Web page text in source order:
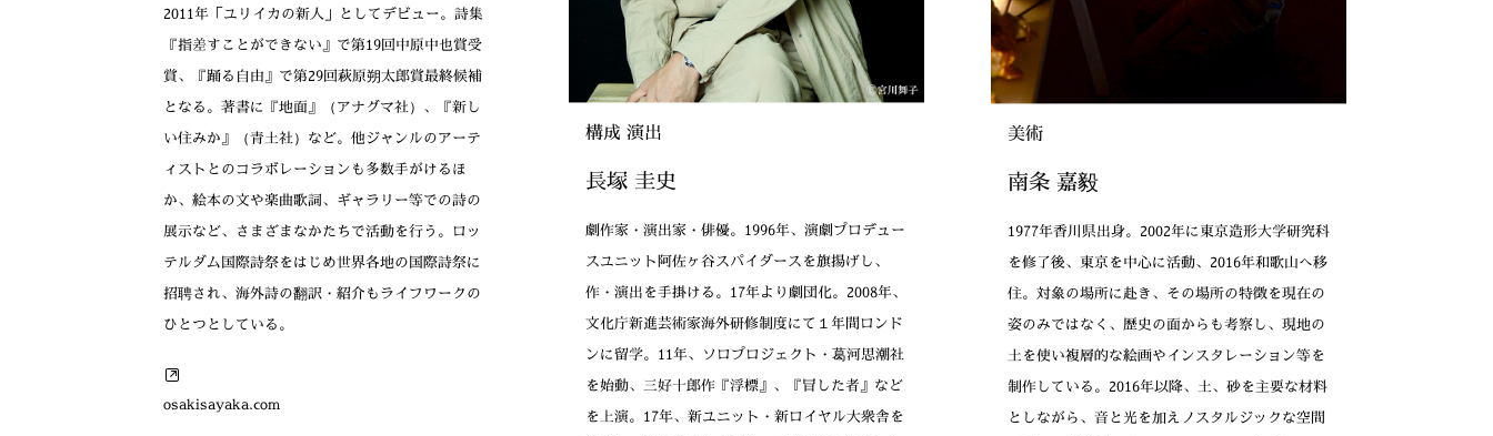
2011年「ユリイカの新人」としてデビュー。詩集
『指差すことができない』で第19回中原中也賞受
賞、『踊る自由』で第29回萩原朔太郎賞最終候補
となる。著書に『地面』（アナグマ社）、『新し
い住みか』（青土社）など。他ジャンルのアーテ
ィストとのコラボレーションも多数手がけるほ
か、絵本の文や楽曲歌詞、ギャラリー等での詩の
展示など、さまざまなかたちで活動を行う。ロッ
テルダム国際詩祭をはじめ世界各地の国際詩祭に
招聘され、海外詩の翻訳・紹介もライフワークの
ひとつとしている。
osakisayaka.com
構成 演出
長塚 圭史
劇作家・演出家・俳優。1996年、演劇プロデュー
スユニット阿佐ヶ谷スパイダースを旗揚げし、
作・演出を手掛ける。17年より劇団化。2008年、
文化庁新進芸術家海外研修制度にて１年間ロンド
ンに留学。11年、ソロプロジェクト・葛河思潮社
を始動、三好十郎作『浮標』、『冒した者』など
を上演。17年、新ユニット・新ロイヤル大衆舎を
美術
南条 嘉毅
1977年香川県出身。2002年に東京造形大学研究科
を修了後、東京を中心に活動、2016年和歌山へ移
住。対象の場所に赴き、その場所の特徴を現在の
姿のみではなく、歴史の面からも考察し、現地の
土を使い複層的な絵画やインスタレーション等を
制作している。2016年以降、土、砂を主要な材料
としながら、音と光を加えノスタルジックな空間